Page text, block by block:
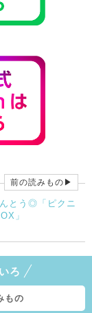
前の読みもの▶
とう◎「ピクニ
」
ろ
もの